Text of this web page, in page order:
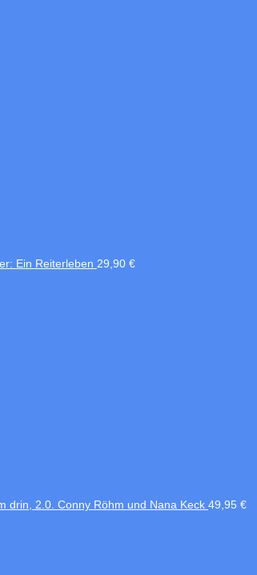
Ein Reiterleben 29,90 €
drin, 2.0. Conny Röhm und Nana Keck 49,95 €